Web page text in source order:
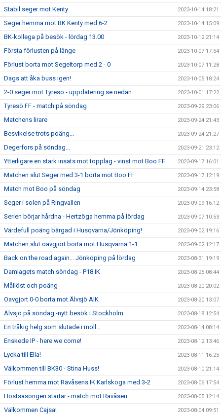
Stabil seger mot Kenty 2023-10-14 18:21
Seger hemma mot BK Kenty med 6-2 2023-10-14 15:09
BK-kollega på besök - lördag 13.00 2023-10-12 21:14
Första förlusten på länge 2023-10-07 17:54
Förlust borta mot Segeltorp med 2 - 0 2023-10-07 11:28
Dags att åka buss igen! 2023-10-05 18:24
2-0 seger mot Tyresö - uppdatering se nedan 2023-10-01 17:22
Tyresö FF - match på söndag 2023-09-29 23:06
Matchens lirare 2023-09-24 21:43
Besvikelse trots poäng... 2023-09-24 21:27
Degerfors på söndag... 2023-09-21 23:12
Ytterligare en stark insats mot topplag - vinst mot Boo FF 2023-09-17 16:01
Matchen slut Seger med 3-1 borta mot Boo FF 2023-09-17 12:19
Match mot Boo på söndag 2023-09-14 23:58
Seger i solen på Ringvallen 2023-09-09 16:12
Serien börjar hårdna - Hertzöga hemma på lördag 2023-09-07 10:53
Värdefull poäng bärgad i Husqvarna/Jönköping! 2023-09-02 19:16
Matchen slut oavgjort borta mot Husqvarna 1-1 2023-09-02 12:17
Back on the road again... Jönköping på lördag 2023-08-31 19:19
Damlagets match söndag - P18 IK 2023-08-25 08:44
Mållöst och poäng 2023-08-20 20:02
Oavgjort 0-0 borta mot Älvsjö AIK 2023-08-20 13:07
Älvsjö på söndag -nytt besök i Stockholm 2023-08-18 12:54
En tråkig helg som slutade i moll... 2023-08-14 08:14
Enskede IP - here we come! 2023-08-12 13:46
Lycka till Ella! 2023-08-11 16:25
Välkommen till BK30 - Stina Huss! 2023-08-10 21:14
Förlust hemma mot Rävåsens IK Karlskoga med 3-2 2023-08-06 17:54
Höstsäsongen startar - match mot Rävåsen 2023-08-05 12:14
Välkommen Cajsa! 2023-08-04 09:51